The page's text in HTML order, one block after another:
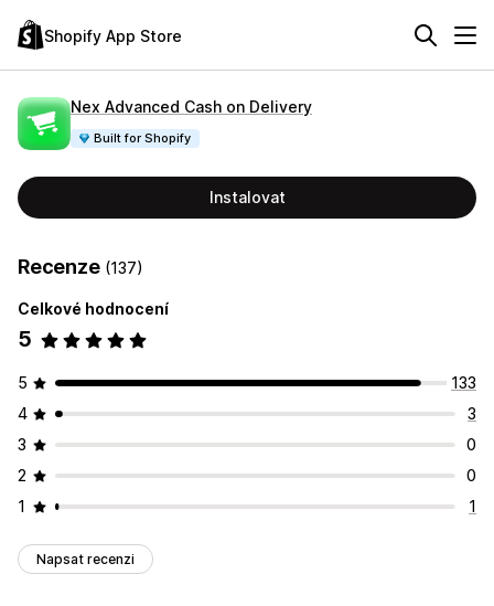
Shopify App Store
Nex Advanced Cash on Delivery
Built for Shopify
Instalovat
Recenze (137)
Celkové hodnocení
5
5
133
4
3
3
0
2
0
1
1
Napsat recenzi